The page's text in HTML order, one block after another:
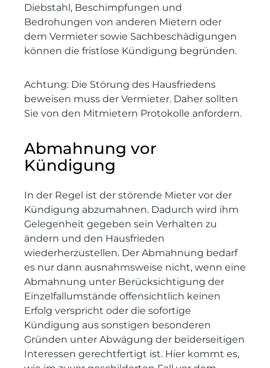
Diebstahl, Beschimpfungen und
Bedrohungen von anderen Mietern oder
dem Vermieter sowie Sachbeschädigungen
können die fristlose Kündigung begründen.
Achtung: Die Störung des Hausfriedens
beweisen muss der Vermieter. Daher sollten
Sie von den Mitmietern Protokolle anfordern.
Abmahnung vor
Kündigung
In der Regel ist der störende Mieter vor der
Kündigung abzumahnen. Dadurch wird ihm
Gelegenheit gegeben sein Verhalten zu
ändern und den Hausfrieden
wiederherzustellen. Der Abmahnung bedarf
es nur dann ausnahmsweise nicht, wenn eine
Abmahnung unter Berücksichtigung der
Einzelfallumstände offensichtlich keinen
Erfolg verspricht oder die sofortige
Kündigung aus sonstigen besonderen
Gründen unter Abwägung der beiderseitigen
Interessen gerechtfertigt ist. Hier kommt es,